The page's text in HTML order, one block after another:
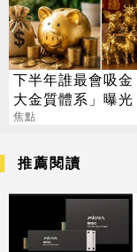
下半年誰最會吸金
大金質體系」曝光 3生肖
偏財旺到「錢自己
焦點
推薦閱讀